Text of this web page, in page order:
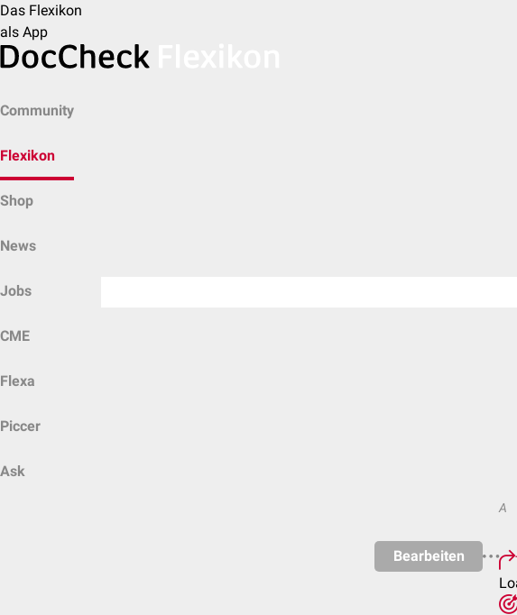
Das Flexikon
als App
Community
Flexikon
Shop
News
Jobs
CME
Flexa
Piccer
Ask
Bearbeiten
A